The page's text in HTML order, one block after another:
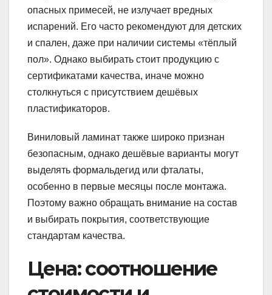
опасных примесей, не излучает вредных
испарений. Его часто рекомендуют для детских
и спален, даже при наличии системы «тёплый
пол». Однако выбирать стоит продукцию с
сертификатами качества, иначе можно
столкнуться с присутствием дешёвых
пластификаторов.
Виниловый ламинат также широко признан
безопасным, однако дешёвые варианты могут
выделять формальдегид или фталаты,
особенно в первые месяцы после монтажа.
Поэтому важно обращать внимание на состав
и выбирать покрытия, соответствующие
стандартам качества.
Цена: соотношение